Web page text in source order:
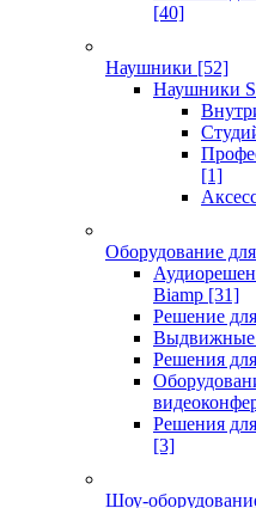
[40]
Наушники [52]
Наушники
[1]
Оборудование
Biamp [31]
Решение
Выдвижные
Решения
Решения
[3]
Шоу-